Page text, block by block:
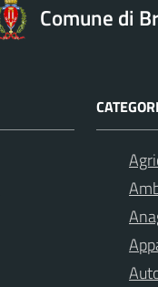
Comune di